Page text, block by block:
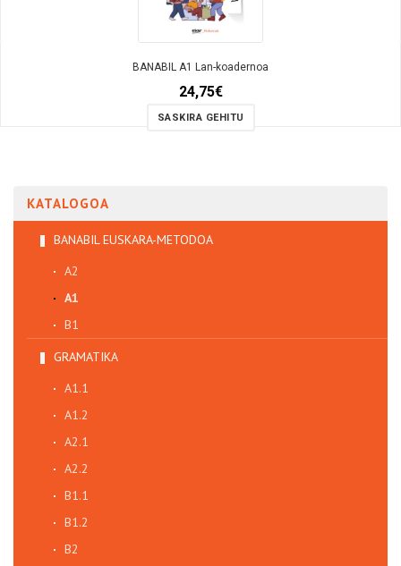
BANABIL A1 Lan-koadernoa
24,75€
SASKIRA GEHITU
KATALOGOA
BANABIL EUSKARA-METODOA
A2
A1
B1
GRAMATIKA
A1.1
A1.2
A2.1
A2.2
B1.1
B1.2
B2